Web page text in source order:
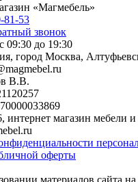
«Магмебель»
81-53
звонок
09:30 до 19:30
город Москва,
В.В.
интернет магазин мебели
оферты
материалов сайта